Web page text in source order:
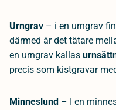
Urngrav – i en urngrav
därmed är det tätare
en urngrav kallas
precis som kistgravar
Minneslund – I en